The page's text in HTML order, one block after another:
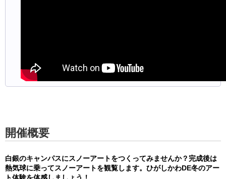
開催概要
白銀のキャンパスにスノーアートをつくってみませんか？完成後は
熱気球に乗ってスノーアートを観覧します。ひがしかわDE冬のアー